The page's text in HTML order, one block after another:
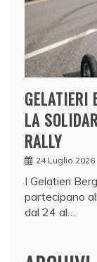
GELATIERI
LA
RALLY
24 Luglio 2026
I Gelatieri
partecipano
dal 24 al…